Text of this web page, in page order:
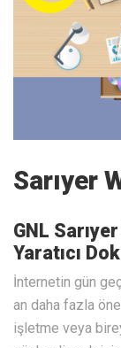
Sarıyer
GNL
Yaratıcı
İnternetin gün
an daha fazla
işletme veya